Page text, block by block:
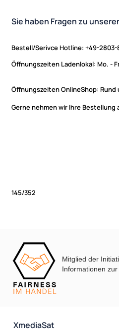
Sie haben Fragen zu
Bestell/Serivce Hotline: +49-2803-
Öffnungszeiten Ladenlokal: Mo. -
Öffnungszeiten OnlineShop: Rund
Gerne nehmen wir Ihre
145/352
Mitglied der
Informationen zur
XmediaSat